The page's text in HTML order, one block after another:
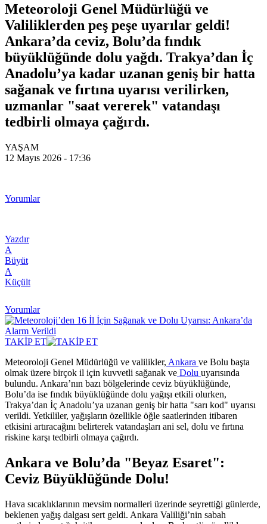
Meteoroloji Genel Müdürlüğü ve
Valiliklerden peş peşe uyarılar geldi!
Ankara’da ceviz, Bolu’da fındık
büyüklüğünde dolu yağdı. Trakya’dan İç
Anadolu’ya kadar uzanan geniş bir hatta
sağanak ve fırtına uyarısı verilirken,
uzmanlar "saat vererek" vatandaşı
tedbirli olmaya çağırdı.
YAŞAM
12 Mayıs 2026 - 17:36
Yorumlar
Yazdır
A
Büyüt
A
Küçült
Yorumlar
TAKİP ET
Meteoroloji Genel Müdürlüğü ve valilikler, Ankara ve Bolu başta
olmak üzere birçok il için kuvvetli sağanak ve Dolu uyarısında
bulundu. Ankara’nın bazı bölgelerinde ceviz büyüklüğünde,
Bolu’da ise fındık büyüklüğünde dolu yağışı etkili olurken,
Trakya’dan İç Anadolu’ya uzanan geniş bir hatta "sarı kod" uyarısı
verildi. Yetkililer, yağışların özellikle öğle saatlerinden itibaren
etkisini artıracağını belirterek vatandaşları ani sel, dolu ve fırtına
riskine karşı tedbirli olmaya çağırdı.
Ankara ve Bolu’da "Beyaz Esaret":
Ceviz Büyüklüğünde Dolu!
Hava sıcaklıklarının mevsim normalleri üzerinde seyrettiği günlerde,
beklenen yağış dalgası sert geldi. Ankara Valiliği’nin sabah